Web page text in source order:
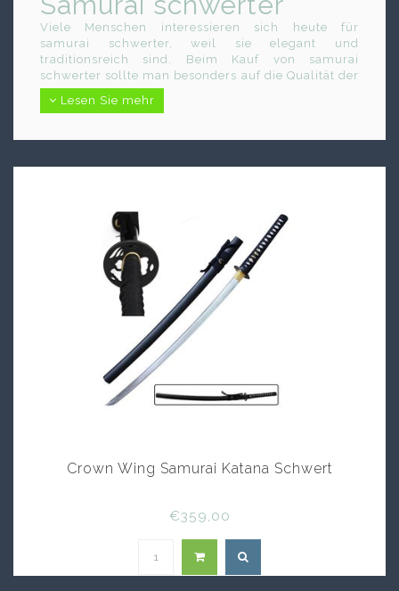
Viele Menschen interessieren sich heute für
samurai schwerter, weil sie elegant und
traditionsreich sind. Beim Kauf von samurai
schwerter sollte man besonders auf die Qualität der
Klinge achten. Hochwertige samurai schwerter
werden oft aus speziellem Stahl gefertigt und
nur bei vertrauenswürdigen Händlern bestellen.
Gute samurai schwerter zeichnen sich durch
saubere Verarbeitung und stabile Materialien aus.
Sammler investieren häufig viel Geld in seltene
samurai schwerter, da diese einen hohen
historischen Wert besitzen.
Samurai schwerter
Im Internet gibt es viele Angebote für samurai
schwerter in unterschiedlichen Preisklassen.
Manche samurai schwerter dienen nur zur Training,
Samurai schwerter
Sicherheit eine wichtige Rolle. Echte samurai
samurai schwerter als Sammlerstücke oder als
Geschenk für Fans der japanischen Kultur.
Lesen Sie mehr
Crown Wing Samurai Katana Schwert
€359,00